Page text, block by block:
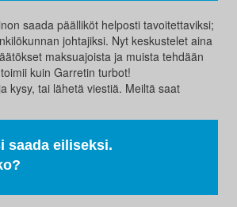
saada päälliköt helposti tavoitettaviksi;
johtajiksi. Nyt keskustelet aina
maksuajoista ja muista tehdään
kuin Garretin turbot!
kysy, tai lähetä viestiä. Meiltä saat
saada eiliseksi.